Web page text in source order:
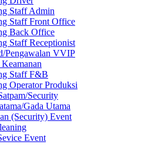
Staff Admin
Staff Front Office
Back Office
Staff Receptionist
Pengawalan VVIP
Staff F&B
Operator Produksi
Security
Gada Utama
(Security) Event
Event